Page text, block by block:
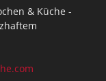
& Küche -